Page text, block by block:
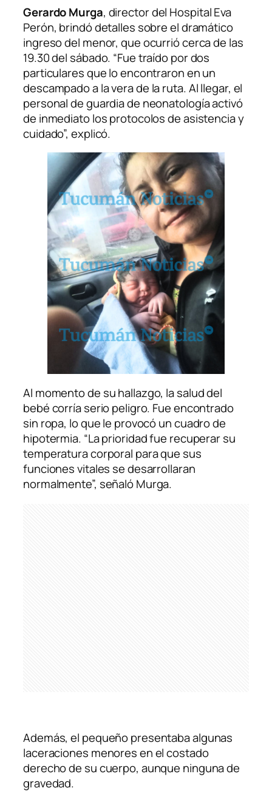
Gerardo Murga, director del Hospital Eva
Perón, brindó detalles sobre el dramático
ingreso del menor, que ocurrió cerca de las
19.30 del sábado. “Fue traído por dos
particulares que lo encontraron en un
descampado a la vera de la ruta. Al llegar, el
personal de guardia de neonatología activó
de inmediato los protocolos de asistencia y
cuidado”, explicó.
Al momento de su hallazgo, la salud del
bebé corría serio peligro. Fue encontrado
sin ropa, lo que le provocó un cuadro de
hipotermia. “La prioridad fue recuperar su
temperatura corporal para que sus
funciones vitales se desarrollaran
normalmente”, señaló Murga.
Además, el pequeño presentaba algunas
laceraciones menores en el costado
derecho de su cuerpo, aunque ninguna de
gravedad.